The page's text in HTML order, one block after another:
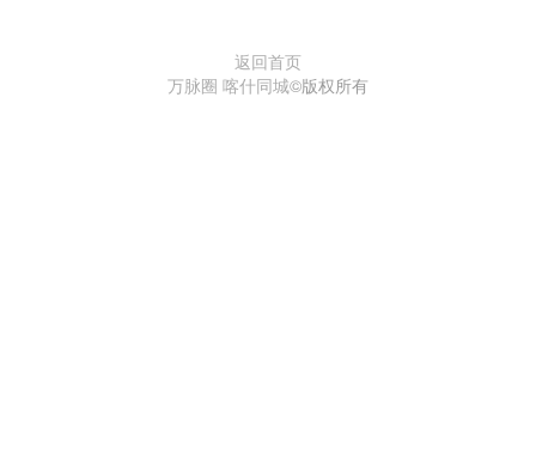
返回首页
万脉圈 喀什同城©版权所有